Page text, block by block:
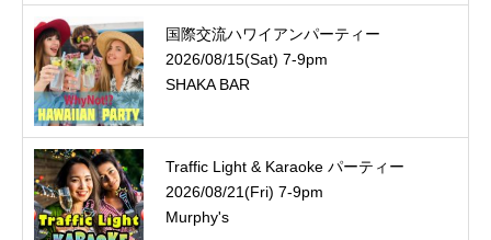
国際交流ハワイアンパーティー
2026/08/15(Sat) 7-9pm
SHAKA BAR
Traffic Light & Karaoke パーティー
2026/08/21(Fri) 7-9pm
Murphy's